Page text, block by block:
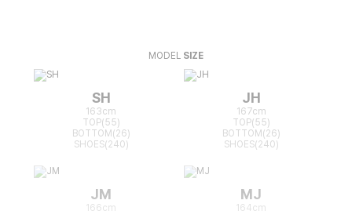
MODEL SIZE
SH
163cm
TOP(55)
BOTTOM(26)
SHOES(240)
JH
167cm
TOP(55)
BOTTOM(26)
SHOES(240)
JM
166cm
MJ
164cm